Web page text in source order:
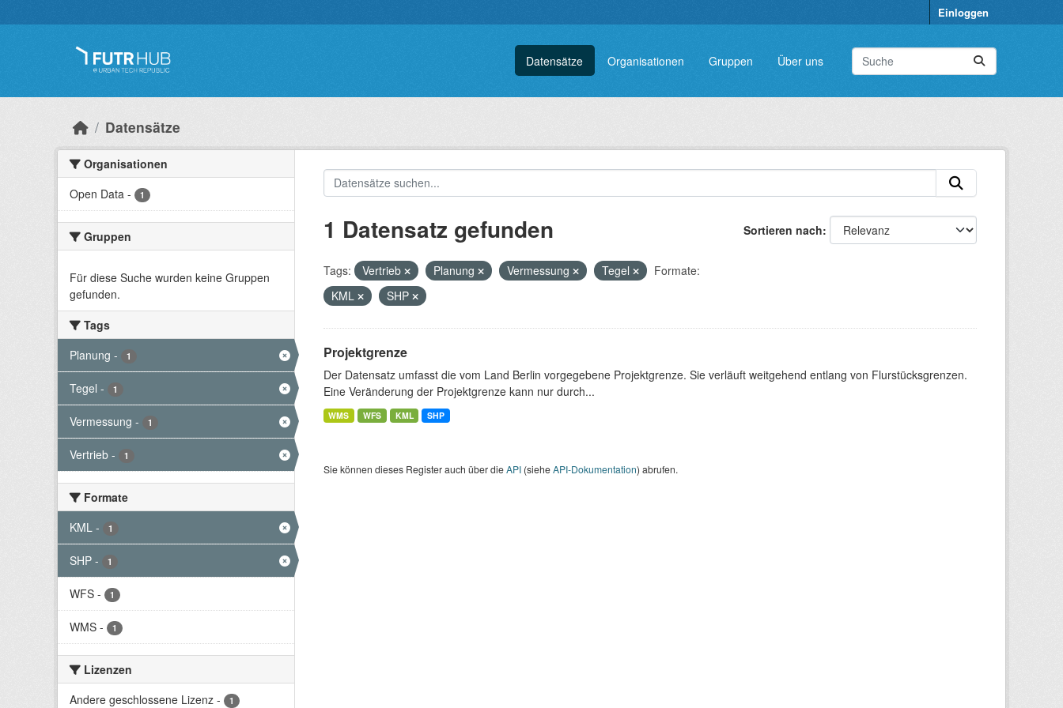
Einloggen
Datensätze Organisationen Gruppen Über uns
Datensätze
Organisationen
Open Data - 1
Gruppen
Für diese Suche wurden keine Gruppen
gefunden.
Tags
Planung - 1
Tegel - 1
Vermessung - 1
Vertrieb - 1
Formate
KML - 1
SHP - 1
WFS - 1
WMS - 1
Lizenzen
Andere geschlossene Lizenz - 1
Sortieren nach
1 Datensatz gefunden
Tags: Vertrieb Planung Vermessung Tegel
Formate:
KML
SHP
Projektgrenze
Der Datensatz umfasst die vom Land Berlin vorgegebene Projektgrenze. Sie verläuft weitgehend entlang von Flurstücksgrenzen.
Eine Veränderung der Projektgrenze kann nur durch...
WMS WFS KML SHP
Sie können dieses Register auch über dieAPI(sieheAPI-Dokumentation) abrufen.